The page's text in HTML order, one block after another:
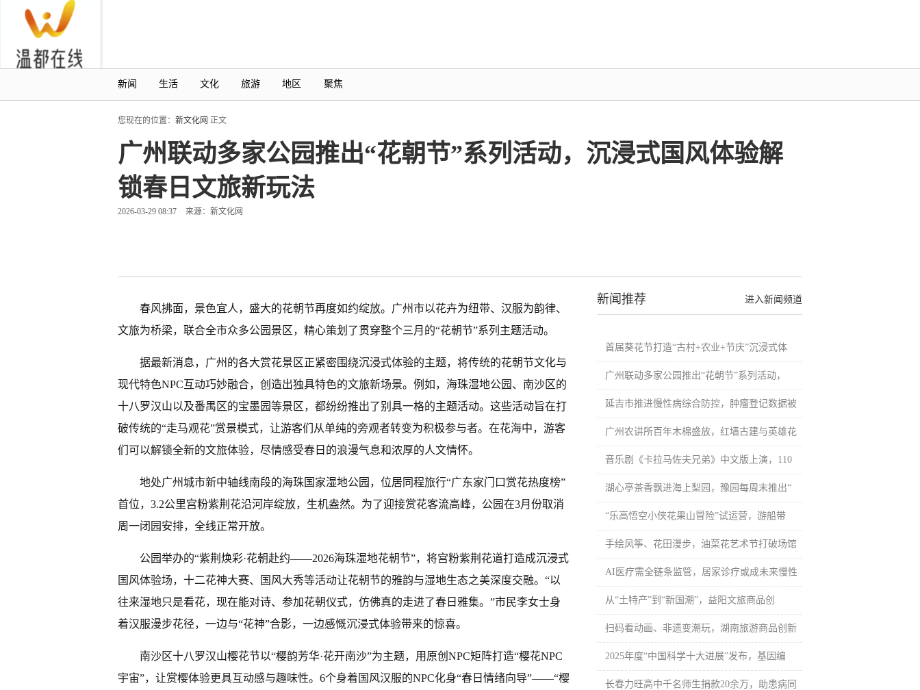
新闻 生活 文化 旅游 地区 聚焦
您现在的位置： 新文化网 正文
广州联动多家公园推出“花朝节”系列活动，沉浸式国风体验解
锁春日文旅新玩法
2026-03-29 08:37 来源：新文化网
春风拂面，景色宜人，盛大的花朝节再度如约绽放。广州市以花卉为纽带、汉服为韵律、
文旅为桥梁，联合全市众多公园景区，精心策划了贯穿整个三月的“花朝节”系列主题活动。
据最新消息，广州的各大赏花景区正紧密围绕沉浸式体验的主题，将传统的花朝节文化与
现代特色NPC互动巧妙融合，创造出独具特色的文旅新场景。例如，海珠湿地公园、南沙区的
十八罗汉山以及番禺区的宝墨园等景区，都纷纷推出了别具一格的主题活动。这些活动旨在打
破传统的“走马观花”赏景模式，让游客们从单纯的旁观者转变为积极参与者。在花海中，游客
们可以解锁全新的文旅体验，尽情感受春日的浪漫气息和浓厚的人文情怀。
地处广州城市新中轴线南段的海珠国家湿地公园，位居同程旅行“广东家门口赏花热度榜”
首位，3.2公里宫粉紫荆花沿河岸绽放，生机盎然。为了迎接赏花客流高峰，公园在3月份取消
周一闭园安排，全线正常开放。
公园举办的“紫荆焕彩·花朝赴约——2026海珠湿地花朝节”，将宫粉紫荆花道打造成沉浸式
国风体验场，十二花神大赛、国风大秀等活动让花朝节的雅韵与湿地生态之美深度交融。“以
往来湿地只是看花，现在能对诗、参加花朝仪式，仿佛真的走进了春日雅集。”市民李女士身
着汉服漫步花径，一边与“花神”合影，一边感慨沉浸式体验带来的惊喜。
南沙区十八罗汉山樱花节以“樱韵芳华·花开南沙”为主题，用原创NPC矩阵打造“樱花NPC
宇宙”，让赏樱体验更具互动感与趣味性。6个身着国风汉服的NPC化身“春日情绪向导”——“樱
进入新闻频道
新闻推荐
首届葵花节打造“古村+农业+节庆”沉浸式体
广州联动多家公园推出“花朝节”系列活动，
延吉市推进慢性病综合防控，肿瘤登记数据被
广州农讲所百年木棉盛放，红墙古建与英雄花
音乐剧《卡拉马佐夫兄弟》中文版上演，110
湖心亭茶香飘进海上梨园，豫园每周末推出“
“乐高悟空小侠花果山冒险”试运营，游船带
手绘风筝、花田漫步，油菜花艺术节打破场馆
AI医疗需全链条监管，居家诊疗或成未来慢性
从“土特产”到“新国潮”，益阳文旅商品创
扫码看动画、非遗变潮玩，湖南旅游商品创新
2025年度“中国科学十大进展”发布，基因编
长春力旺高中千名师生捐款20余万，助患病同